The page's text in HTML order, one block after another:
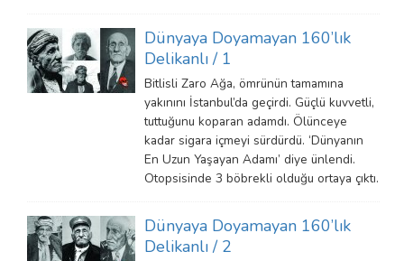
Dünyaya Doyamayan 160’lık
Delikanlı / 1
Bitlisli Zaro Ağa, ömrünün tamamına
yakınını İstanbul’da geçirdi. Güçlü kuvvetli,
tuttuğunu koparan adamdı. Ölünceye
kadar sigara içmeyi sürdürdü. ‘Dünyanın
En Uzun Yaşayan Adamı’ diye ünlendi.
Otopsisinde 3 böbrekli olduğu ortaya çıktı.
Dünyaya Doyamayan 160’lık
Delikanlı / 2